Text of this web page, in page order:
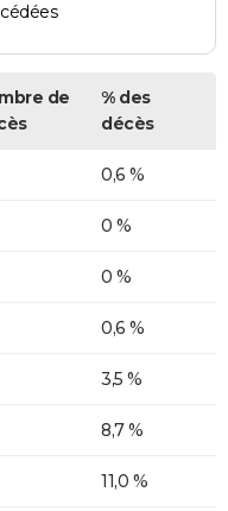
de
% des
décès
0,6 %
0 %
0 %
0,6 %
3,5 %
8,7 %
11,0 %